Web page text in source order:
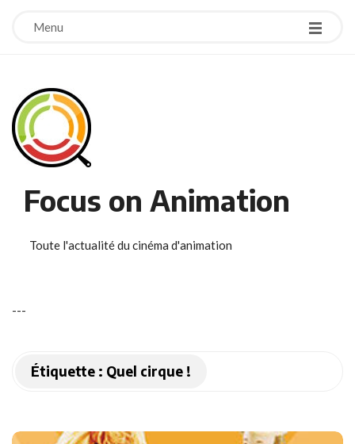
Menu
Focus on Animation
Toute l'actualité du cinéma d'animation
---
Étiquette : Quel cirque !